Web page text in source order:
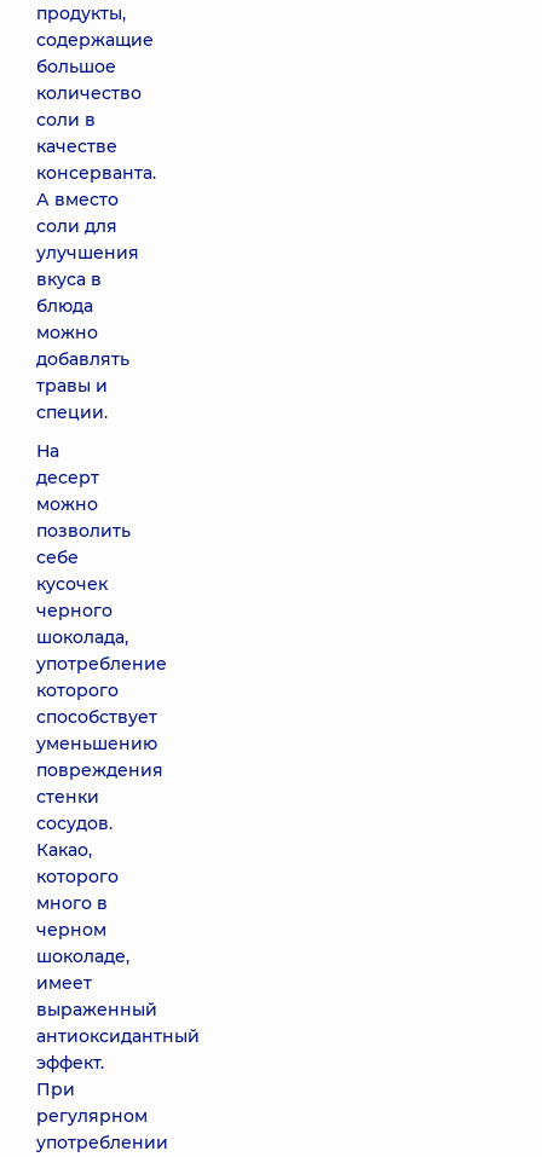
продукты,
содержащие
большое
количество
соли в
качестве
консерванта.
А вместо
соли для
улучшения
вкуса в
блюда
можно
добавлять
травы и
специи.
На
десерт
можно
позволить
себе
кусочек
черного
шоколада,
употребление
которого
способствует
уменьшению
повреждения
стенки
сосудов.
Какао,
которого
много в
черном
шоколаде,
имеет
выраженный
антиоксидантный
эффект.
При
регулярном
употреблении